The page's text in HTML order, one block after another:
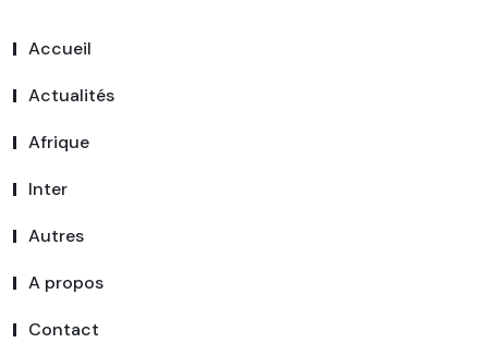
Accueil
Actualités
Afrique
Inter
Autres
A propos
Contact